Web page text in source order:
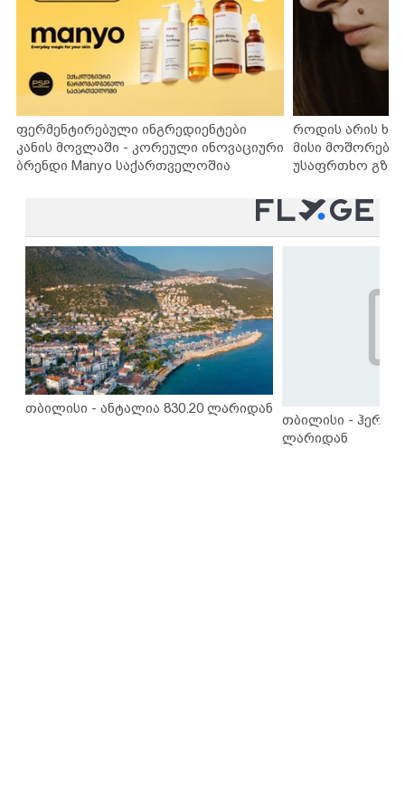
ფერმენტირებული ინგრედიენტები
კანის მოვლაში - კორეული ინოვაციური
ბრენდი Manyo საქართველოშია
როდის არის
მისი
უსაფრთხო
თბილისი - ანტალია 830.20 ლარიდან
თბილისი -
ლარიდან